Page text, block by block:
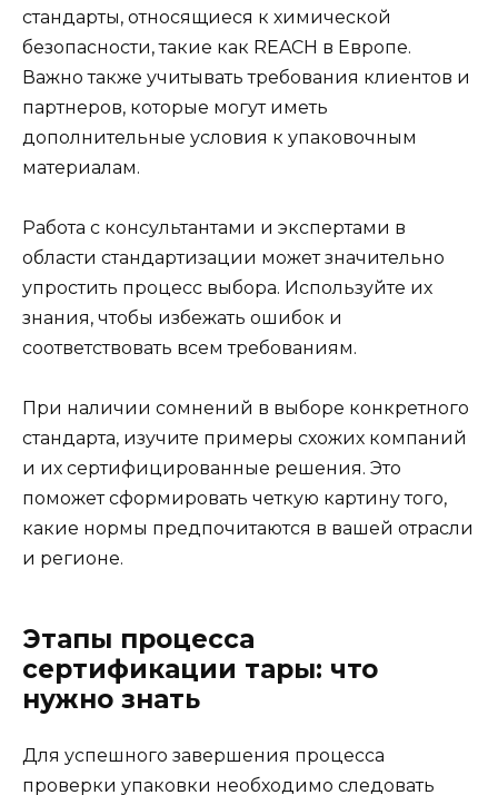
стандарты, относящиеся к химической
безопасности, такие как REACH в Европе.
Важно также учитывать требования клиентов и
партнеров, которые могут иметь
дополнительные условия к упаковочным
материалам.
Работа с консультантами и экспертами в
области стандартизации может значительно
упростить процесс выбора. Используйте их
знания, чтобы избежать ошибок и
соответствовать всем требованиям.
При наличии сомнений в выборе конкретного
стандарта, изучите примеры схожих компаний
и их сертифицированные решения. Это
поможет сформировать четкую картину того,
какие нормы предпочитаются в вашей отрасли
и регионе.
Этапы процесса
сертификации тары: что
нужно знать
Для успешного завершения процесса
проверки упаковки необходимо следовать